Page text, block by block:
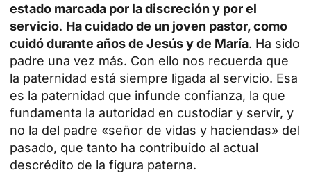
estado marcada por la discreción y por el
servicio. Ha cuidado de un joven pastor, como
cuidó durante años de Jesús y de María. Ha sido
padre una vez más. Con ello nos recuerda que
la paternidad está siempre ligada al servicio. Esa
es la paternidad que infunde confianza, la que
fundamenta la autoridad en custodiar y servir, y
no la del padre «señor de vidas y haciendas» del
pasado, que tanto ha contribuido al actual
descrédito de la figura paterna.